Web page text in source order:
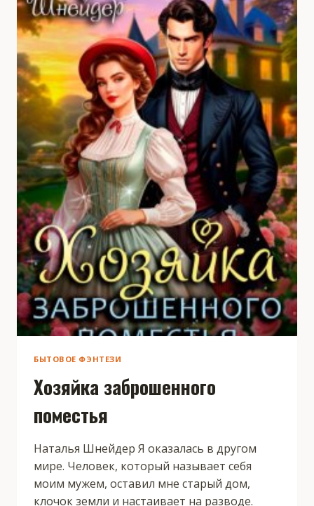
БЫТОВОЕ ФЭНТЕЗИ
Хозяйка заброшенного
поместья
Наталья Шнейдер Я оказалась в другом
мире. Человек, который называет себя
моим мужем, оставил мне старый дом,
клочок земли и настаивает на разводе.